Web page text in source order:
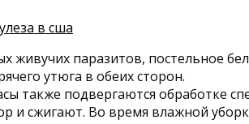
в сша
живучих паразитов, постельное
утюга в обеих сторон.
также подвергаются обработке
и сжигают. Во время влажной